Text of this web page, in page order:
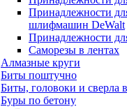
Принадлежности
шлифмашин DeWalt
Принадлежности
Саморезы в лентах
Алмазные круги
Биты поштучно
Биты, головоки и сверла
Буры по бетону